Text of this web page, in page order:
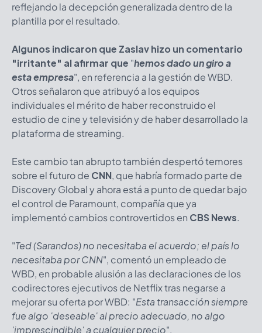
reflejando la decepción generalizada dentro de la
plantilla por el resultado.
Algunos indicaron que Zaslav hizo un comentario
"irritante" al afirmar que "hemos dado un giro a
esta empresa", en referencia a la gestión de WBD.
Otros señalaron que atribuyó a los equipos
individuales el mérito de haber reconstruido el
estudio de cine y televisión y de haber desarrollado la
plataforma de streaming.
Este cambio tan abrupto también despertó temores
sobre el futuro de CNN, que habría formado parte de
Discovery Global y ahora está a punto de quedar bajo
el control de Paramount, compañía que ya
implementó cambios controvertidos en CBS News.
"Ted (Sarandos) no necesitaba el acuerdo; el país lo
necesitaba por CNN", comentó un empleado de
WBD, en probable alusión a las declaraciones de los
codirectores ejecutivos de Netflix tras negarse a
mejorar su oferta por WBD: "Esta transacción siempre
fue algo 'deseable' al precio adecuado, no algo
'imprescindible' a cualquier precio".